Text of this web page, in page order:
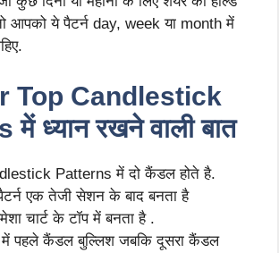
आपको ये पैटर्न day, week या month में
Top Candlestick
ध्यान रखने वाली बात
Patterns में दो कैंडल होते है.
एक तेजी सेशन के बाद बनता है
चार्ट के टॉप में बनता है .
में पहले कैंडल बुल्लिश जबकि दूसरा कैंडल